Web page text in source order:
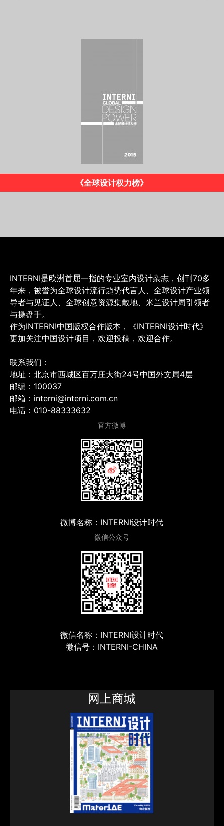
《INTERNI》意大利版
INTERNI是欧洲首屈一指的专业室内设计杂志，创刊70多
年来，被誉为全球设计流行趋势代言人、全球设计产业领
导者与见证人、全球创意资源集散地、米兰设计周引领者
与操盘手。
作为INTERNI中国版权合作版本，《INTERNI设计时代》
更加关注中国设计项目，欢迎投稿，欢迎合作。
联系我们：
地址：北京市西城区百万庄大街24号中国外文局4层
邮编：100037
邮箱：interni@interni.com.cn
电话：010-88333632
官方微博
微博名称：INTERNI设计时代
微信公众号
微信名称：INTERNI设计时代
微信号：INTERNI-CHINA
网上商城